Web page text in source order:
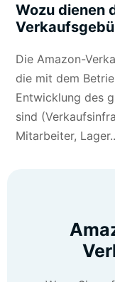
Wozu dienen
Die Amazon-
die mit dem
Entwicklung des
sind
Mitarbeiter,